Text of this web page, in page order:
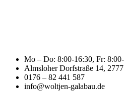
Mo – Do: 8:00-16:30, Fr:
Almsloher Dorfstraße 14,
0176 – 82 441 587
info@woltjen-galabau.de